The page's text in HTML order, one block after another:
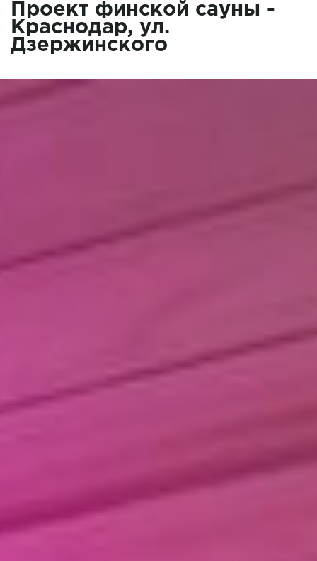
Проект финской сауны -
Краснодар, ул.
Дзержинского